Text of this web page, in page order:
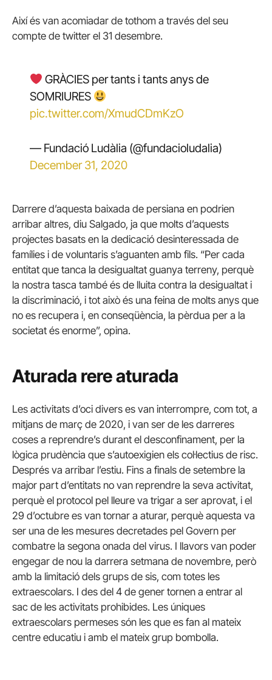
Així és van acomiadar de tothom a través del seu
compte de twitter el 31 desembre.
GRÀCIES per tants i tants anys de
SOMRIURES
pic.twitter.com/XmudCDmKzO
— Fundació Ludàlia (@fundacioludalia)
December 31, 2020
Darrere d’aquesta baixada de persiana en podrien
arribar altres, diu Salgado, ja que molts d’aquests
projectes basats en la dedicació desinteressada de
famílies i de voluntaris s’aguanten amb fils. “Per cada
entitat que tanca la desigualtat guanya terreny, perquè
la nostra tasca també és de lluita contra la desigualtat i
la discriminació, i tot això és una feina de molts anys que
no es recupera i, en conseqüència, la pèrdua per a la
societat és enorme”, opina.
Aturada rere aturada
Les activitats d’oci divers es van interrompre, com tot, a
mitjans de març de 2020, i van ser de les darreres
coses a reprendre’s durant el desconfinament, per la
lògica prudència que s’autoexigien els col·lectius de risc.
Després va arribar l’estiu. Fins a finals de setembre la
major part d’entitats no van reprendre la seva activitat,
perquè el protocol pel lleure va trigar a ser aprovat, i el
29 d’octubre es van tornar a aturar, perquè aquesta va
ser una de les mesures decretades pel Govern per
combatre la segona onada del virus. I llavors van poder
engegar de nou la darrera setmana de novembre, però
amb la limitació dels grups de sis, com totes les
extraescolars. I des del 4 de gener tornen a entrar al
sac de les activitats prohibides. Les úniques
extraescolars permeses són les que es fan al mateix
centre educatiu i amb el mateix grup bombolla.